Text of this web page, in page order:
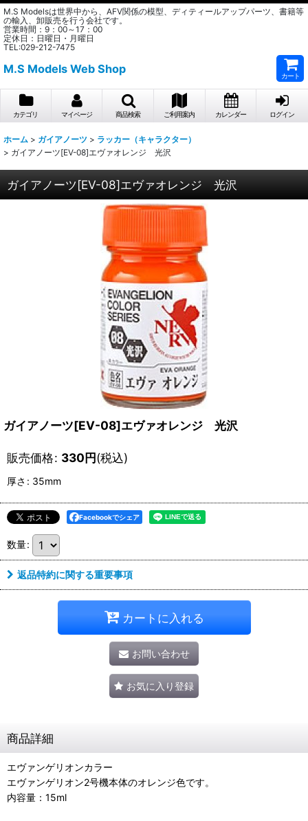
M.S Modelsは世界中から、AFV関係の模型、ディティールアップパーツ、書籍等
の輸入、卸販売を行う会社です。
営業時間：9：00～17：00
定休日：日曜日・月曜日
TEL:029-212-7475
M.S Models Web Shop
カート
カテゴリ マイページ 商品検索 ご利用案内 カレンダー ログイン
ホーム > ガイアノーツ > ラッカー（キャラクター）
> ガイアノーツ[EV-08]エヴァオレンジ 光沢
ガイアノーツ[EV-08]エヴァオレンジ 光沢
ガイアノーツ[EV-08]エヴァオレンジ 光沢
販売価格: 330円(税込)
厚さ : 35mm
Facebookでシェア
数量:
返品特約に関する重要事項
カートに入れる
お問い合わせ
お気に入り登録
商品詳細
エヴァンゲリオンカラー
エヴァンゲリオン2号機本体のオレンジ色です。
内容量：15ml